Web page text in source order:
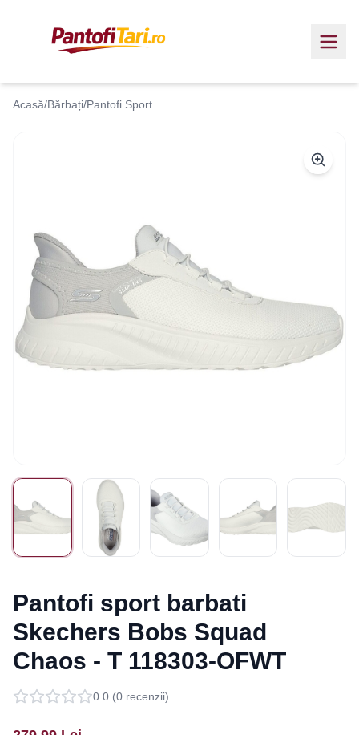
Acasă/Bărbați/Pantofi Sport
Pantofi sport barbati
Skechers Bobs Squad
Chaos - T 118303-OFWT
0.0 (0 recenzii)